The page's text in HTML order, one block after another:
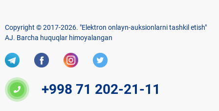
Copyright © 2017-2026. "Elektron onlayn-auksionlarni tashkil etish"
AJ. Barcha huquqlar himoyalangan
+998 71 202-21-11